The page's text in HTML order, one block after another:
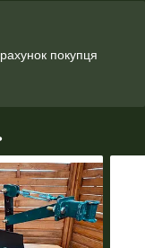
покупця